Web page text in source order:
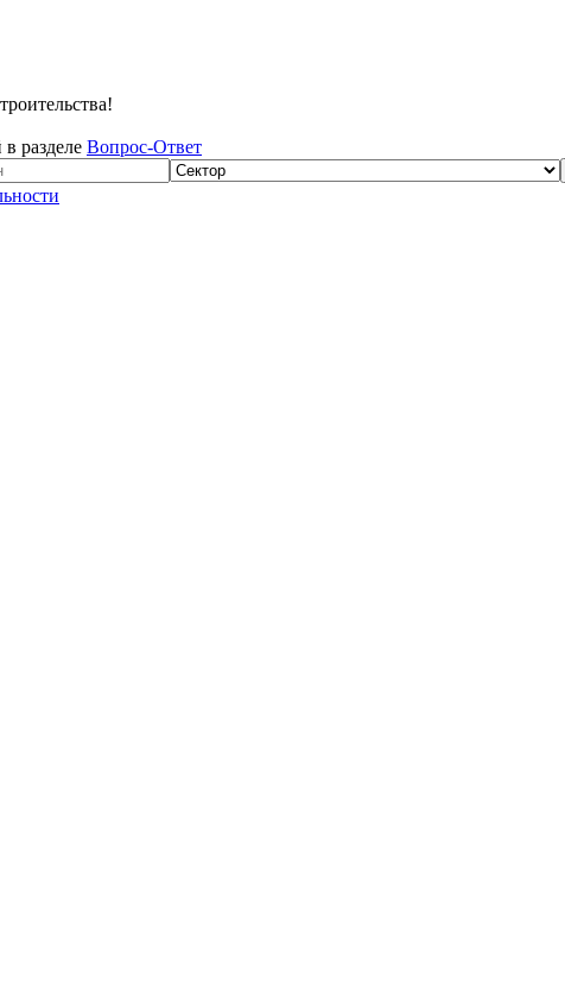
разделе Вопрос-Ответ